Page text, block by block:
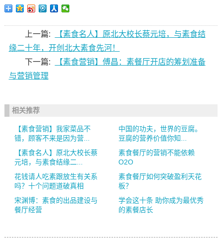
上一篇:
【素食名人】原北大校长蔡元培，与素食结
缘二十年，开创北大素食先河！
下一篇:
【素食营销】傅昌：素餐厅开店的筹划准备
与营销管理
相关推荐
【素食营销】我家菜品不
错，顾客不来是因为营...
中国的功夫，世界的豆腐。
豆腐的营养价值你知...
【素食名人】原北大校长蔡
元培，与素食结缘二...
素食餐厅的营销不能依赖
O2O
花钱请人吃素跟放生有关系
吗？十个问题道破真相
素食餐厅如何突破盈利天花
板？
宋渊博：素食的出品建设与
餐厅经营
学会这十条 助你成为最优秀
的素餐店长